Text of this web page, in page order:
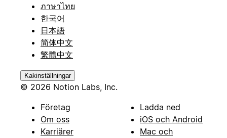
ภาษาไทย
한국어
日本語
简体中文
繁體中文
Kakinställningar
© 2026 Notion Labs, Inc.
Företag
Om oss
Karriärer
Ladda ned
iOS och Android
Mac och